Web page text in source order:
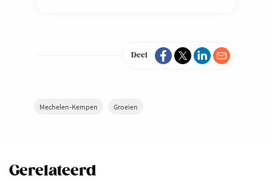
Deel
Mechelen-Kempen Groeien
Gerelateerd